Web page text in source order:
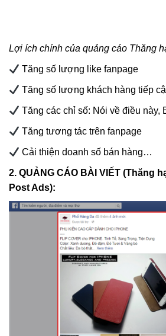
Lợi ích chính của quảng cáo Thăng
Tăng số lượng like fanpage
Tăng số lượng khách hàng tiếp
Tăng các chỉ số: Nói về điều này,
Tăng tương tác trên fanpage
Cải thiện doanh số bán hàng…
2. QUẢNG CÁO BÀI VIẾT (Thăng
Post Ads):